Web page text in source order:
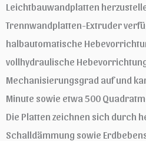
Leichtbauwandplatten
Trennwandplatten-Extruder
halbautomatische
vollhydraulische
Mechanisierungsgrad auf und
Minute sowie etwa 500
Die Platten zeichnen sich durch
Schalldämmung sowie